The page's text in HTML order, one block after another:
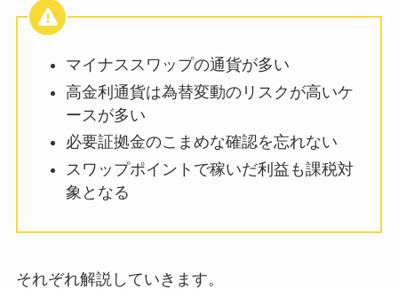
マイナススワップの通貨が多い
高金利通貨は為替変動のリスクが高いケ
ースが多い
必要証拠金のこまめな確認を忘れない
スワップポイントで稼いだ利益も課税対
象となる
それぞれ解説していきます。